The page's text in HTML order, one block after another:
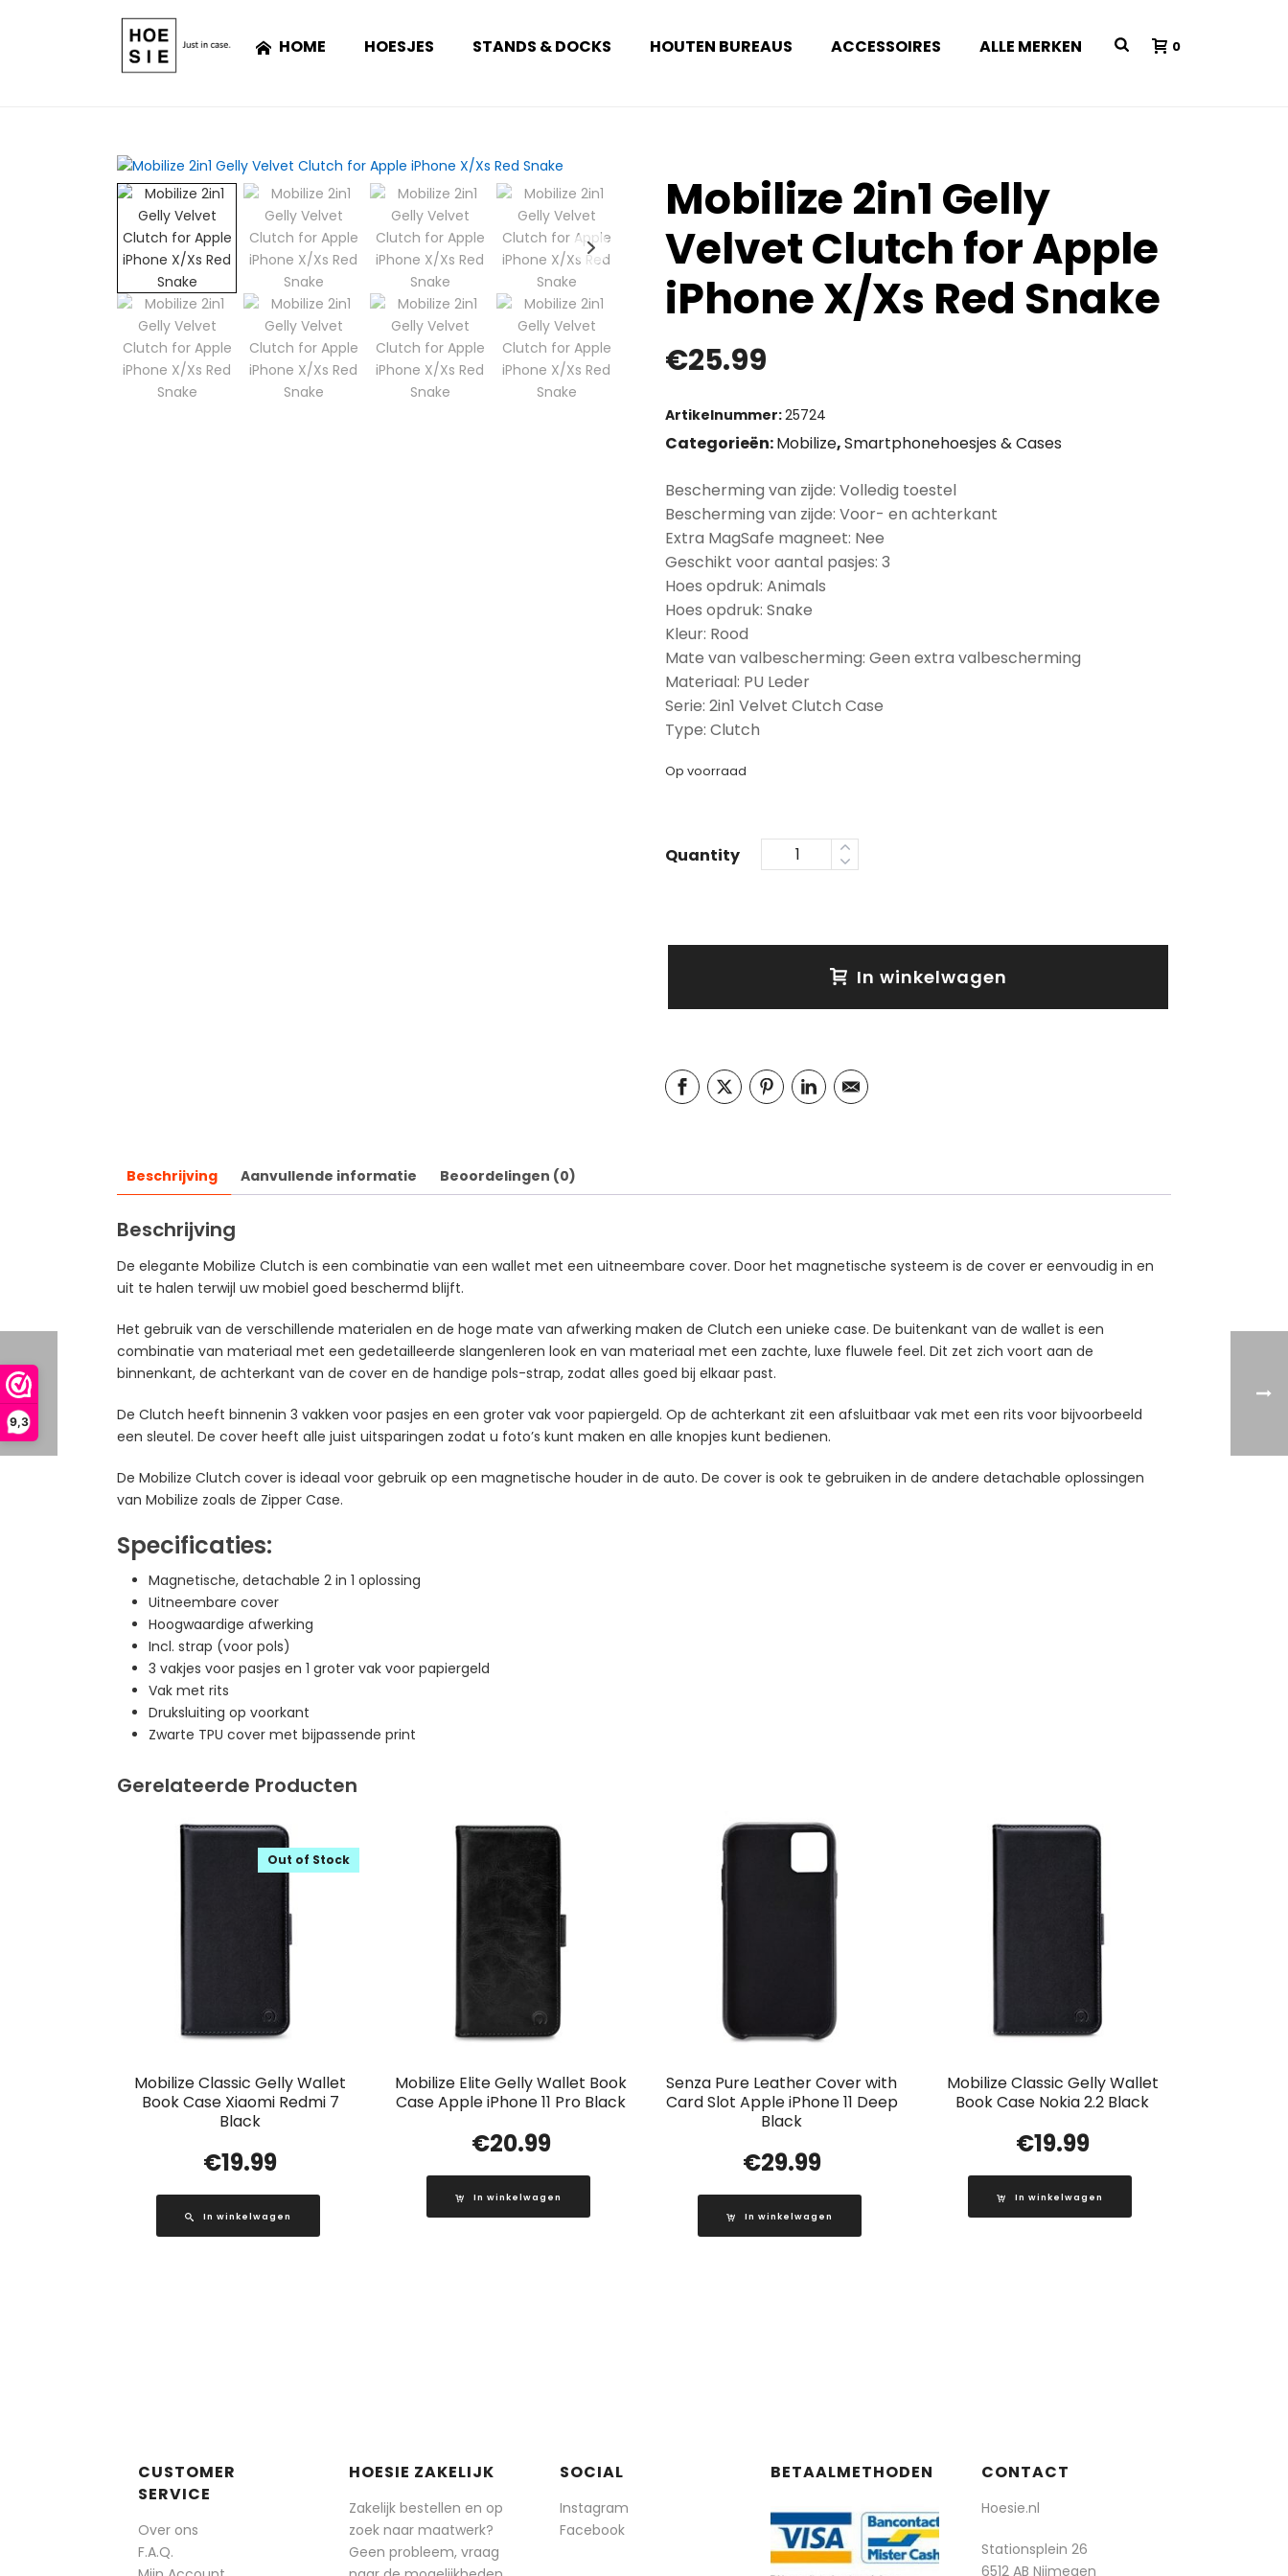
9,3
HOME HOESJES STANDS & DOCKS HOUTEN BUREAUS ACCESSOIRES ALLE MERKEN 0
Mobilize 2in1 Gelly
Velvet Clutch for Apple
iPhone X/Xs Red Snake
€25.99
Artikelnummer:25724
Categorieën:Mobilize,Smartphonehoesjes & Cases
Bescherming van zijde: Volledig toestel
Bescherming van zijde: Voor- en achterkant
Extra MagSafe magneet: Nee
Geschikt voor aantal pasjes: 3
Hoes opdruk: Animals
Hoes opdruk: Snake
Kleur: Rood
Mate van valbescherming: Geen extra valbescherming
Materiaal: PU Leder
Serie: 2in1 Velvet Clutch Case
Type: Clutch
Op voorraad
Quantity
In winkelwagen
Beschrijving Aanvullende informatie Beoordelingen (0)
Beschrijving
De elegante Mobilize Clutch is een combinatie van een wallet met een uitneembare cover. Door het magnetische systeem is de cover er eenvoudig in en
uit te halen terwijl uw mobiel goed beschermd blijft.
Het gebruik van de verschillende materialen en de hoge mate van afwerking maken de Clutch een unieke case. De buitenkant van de wallet is een
combinatie van materiaal met een gedetailleerde slangenleren look en van materiaal met een zachte, luxe fluwele feel. Dit zet zich voort aan de
binnenkant, de achterkant van de cover en de handige pols-strap, zodat alles goed bij elkaar past.
De Clutch heeft binnenin 3 vakken voor pasjes en een groter vak voor papiergeld. Op de achterkant zit een afsluitbaar vak met een rits voor bijvoorbeeld
een sleutel. De cover heeft alle juist uitsparingen zodat u foto’s kunt maken en alle knopjes kunt bedienen.
De Mobilize Clutch cover is ideaal voor gebruik op een magnetische houder in de auto. De cover is ook te gebruiken in de andere detachable oplossingen
van Mobilize zoals de Zipper Case.
Specificaties:
Magnetische, detachable 2 in 1 oplossing
Uitneembare cover
Hoogwaardige afwerking
Incl. strap (voor pols)
3 vakjes voor pasjes en 1 groter vak voor papiergeld
Vak met rits
Druksluiting op voorkant
Zwarte TPU cover met bijpassende print
Gerelateerde Producten
Mobilize Classic Gelly Wallet
Book Case Xiaomi Redmi 7
Black
Out of Stock
€19.99
In winkelwagen
Mobilize Elite Gelly Wallet Book
Case Apple iPhone 11 Pro Black
€20.99
In winkelwagen
Senza Pure Leather Cover with
Card Slot Apple iPhone 11 Deep
Black
€29.99
In winkelwagen
Mobilize Classic Gelly Wallet
Book Case Nokia 2.2 Black
€19.99
In winkelwagen
CUSTOMER
SERVICE
Over ons
F.A.Q.
HOESIE ZAKELIJK
Zakelijk bestellen en op
zoek naar maatwerk?
Geen probleem, vraag
SOCIAL
Instagram
Facebook
BETAALMETHODEN CONTACT
Hoesie.nl
Stationsplein 26
6512 AB Nijmegen